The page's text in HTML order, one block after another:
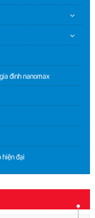
đình nanomax
hiện đại